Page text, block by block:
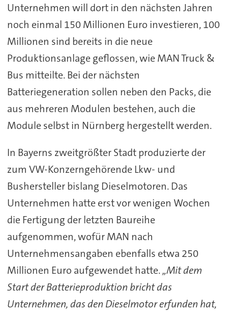
Unternehmen will dort in den nächsten Jahren
noch einmal 150 Millionen Euro investieren, 100
Millionen sind bereits in die neue
Produktionsanlage geflossen, wie MAN Truck &
Bus mitteilte. Bei der nächsten
Batteriegeneration sollen neben den Packs, die
aus mehreren Modulen bestehen, auch die
Module selbst in Nürnberg hergestellt werden.
In Bayerns zweitgrößter Stadt produzierte der
zum VW-Konzerngehörende Lkw- und
Bushersteller bislang Dieselmotoren. Das
Unternehmen hatte erst vor wenigen Wochen
die Fertigung der letzten Baureihe
aufgenommen, wofür MAN nach
Unternehmensangaben ebenfalls etwa 250
Millionen Euro aufgewendet hatte.„Mit dem
Start der Batterieproduktion bricht das
Unternehmen, das den Dieselmotor erfunden hat,